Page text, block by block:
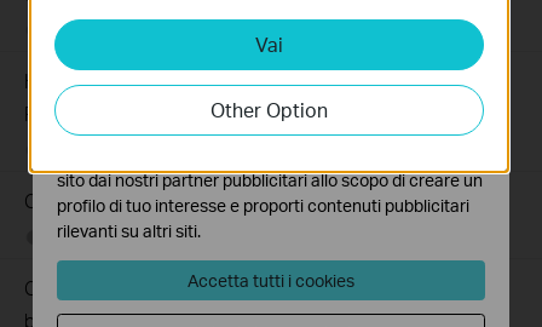
02-09-2026
How to create Static Route on TP-Link ISP-customized
Router
Cosa devo fare se la mia connessione Internet è lenta?
05-27-2021 873724
Come identifico il modello del prodotto per il quale ho
bisogno di assistenza?
Vai
Other Option
Analytics e Marketing Cookies
I cookies analitici ci permettono di analizzare le tue
attività sul nostro sito allo scopo di migliorarne le
funzionalità.
sito dai nostri partner pubblicitari allo scopo di creare un
profilo di tuo interesse e proporti contenuti pubblicitari
rilevanti su altri siti.
Accetta tutti i cookies